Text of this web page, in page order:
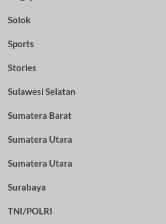
Solok
Sports
Stories
Sulawesi Selatan
Sumatera Barat
Sumatera Utara
Sumatera Utara
Surabaya
TNI/POLRI